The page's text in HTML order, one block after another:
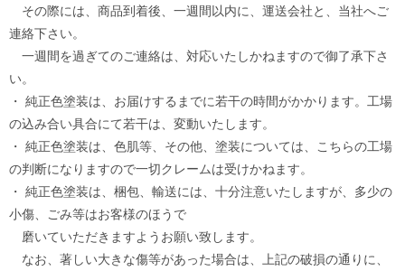
その際には、商品到着後、一週間以内に、運送会社と、当社へご
連絡下さい。
一週間を過ぎてのご連絡は、対応いたしかねますので御了承下さ
い。
・ 純正色塗装は、お届けするまでに若干の時間がかかります。工場
の込み合い具合にて若干は、変動いたします。
・ 純正色塗装は、色肌等、その他、塗装については、こちらの工場
の判断になりますので一切クレームは受けかねます。
・ 純正色塗装は、梱包、輸送には、十分注意いたしますが、多少の
小傷、ごみ等はお客様のほうで
磨いていただきますようお願い致します。
なお、著しい大きな傷等があった場合は、上記の破損の通りに、